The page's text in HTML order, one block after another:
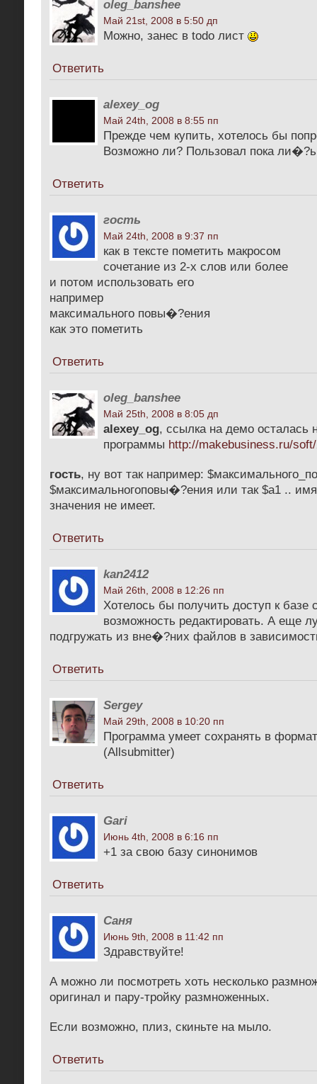
oleg_banshee
Май 21st, 2008 в 5:50 дп
Можно, занес в todo лист
Ответить
alexey_og
Май 24th, 2008 в 8:55 пп
Прежде чем купить, хотелось бы
Возможно ли? Пользовал пока
Ответить
гость
Май 24th, 2008 в 9:37 пп
как в тексте пометить макросом
сочетание из 2-х слов или более
и потом использовать его
например
максимального повы�?ения
как это пометить
Ответить
oleg_banshee
Май 25th, 2008 в 8:05 дп
alexey_og, ссылка на демо осталась
программы http://makebusiness.ru/
гость, ну вот так например:
$максимальногоповы�?ения или так $a1 ..
значения не имеет.
Ответить
kan2412
Май 26th, 2008 в 12:26 пп
Хотелось бы получить доступ к базе
возможность редактировать. А еще
подгружать из вне�?них файлов в
Ответить
Sergey
Май 29th, 2008 в 10:20 пп
Программа умеет сохранять в
(Allsubmitter)
Ответить
Gari
Июнь 4th, 2008 в 6:16 пп
+1 за свою базу синонимов
Ответить
Саня
Июнь 9th, 2008 в 11:42 пп
Здравствуйте!
А можно ли посмотреть хоть несколько
оригинал и пару-тройку размноженных.
Если возможно, плиз, скиньте на мыло.
Ответить